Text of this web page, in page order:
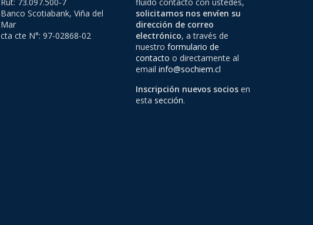
Banco Scotiabank, Viña del
Mar
cta cte N°: 97-02868-02
solicitamos nos envíen su
dirección de correo
electrónico, a través de
nuestro formulario de
contacto o directamente al
email info@sochiem.cl
Inscripción nuevos socios en
esta sección.